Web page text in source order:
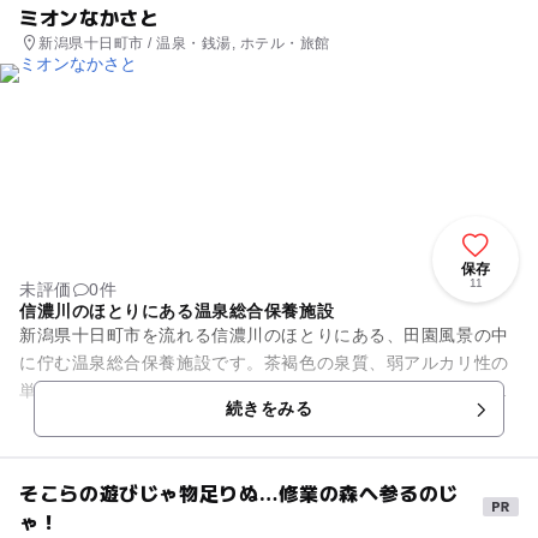
ミオンなかさと
新潟県十日町市 / 温泉・銭湯, ホテル・旅館
保存
11
未評価
0件
信濃川のほとりにある温泉総合保養施設
新潟県十日町市を流れる信濃川のほとりにある、田園風景の中
に佇む温泉総合保養施設です。茶褐色の泉質、弱アルカリ性の
単純泉の「宮中島温泉・宮中島の湯」が、施設内の各々の湯船
に漲ってあります。大露天風...続きをみる
そこらの遊びじゃ物足りぬ…修業の森へ参るのじ
ゃ！